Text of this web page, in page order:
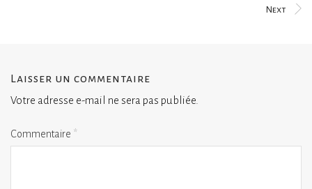
Next
Laisser un commentaire
Votre adresse e-mail ne sera pas publiée.
Commentaire *